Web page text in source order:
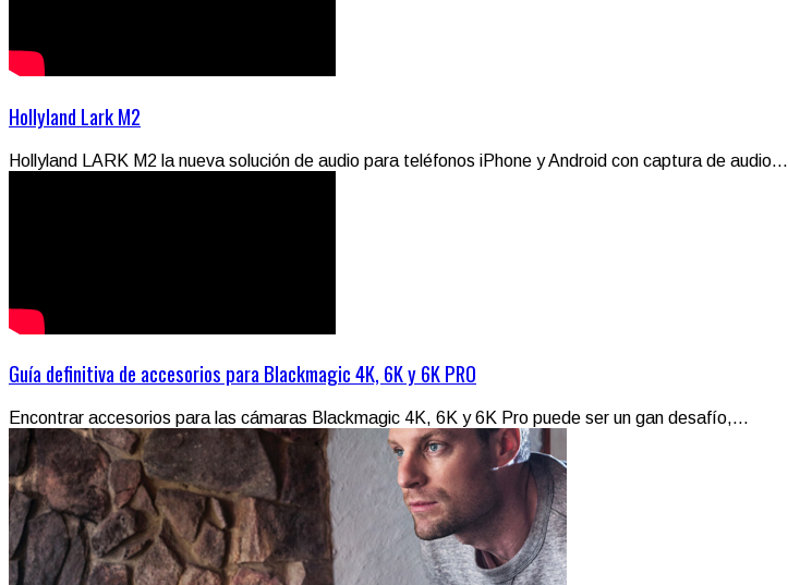
Hollyland Lark M2
Hollyland LARK M2 la nueva solución de audio para teléfonos iPhone y Android con captura de audio...
Guía definitiva de accesorios para Blackmagic 4K, 6K y 6K PRO
Encontrar accesorios para las cámaras Blackmagic 4K, 6K y 6K Pro puede ser un gan desafío,...